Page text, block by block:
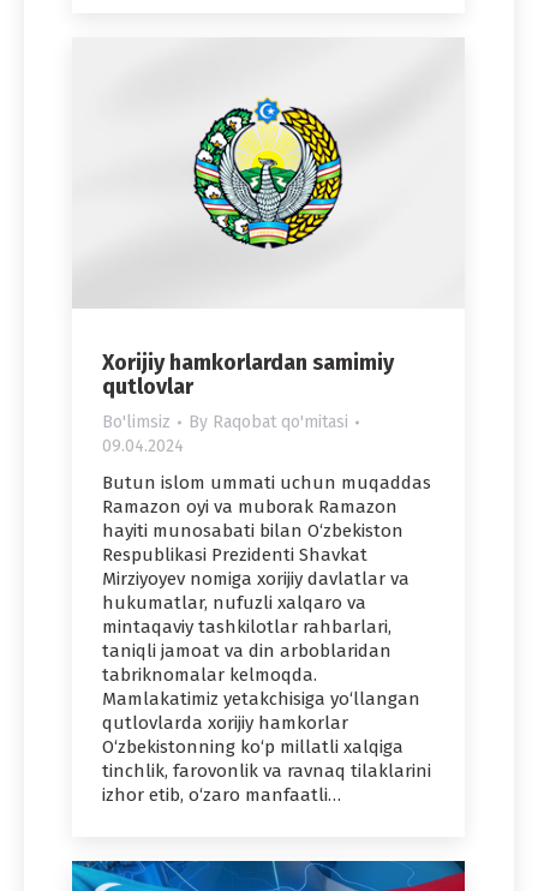
Xorijiy hamkorlardan samimiy
qutlovlar
Bo'limsiz By Raqobat qo'mitasi
09.04.2024
Butun islom ummati uchun muqaddas
Ramazon oyi va muborak Ramazon
hayiti munosabati bilan O‘zbekiston
Respublikasi Prezidenti Shavkat
Mirziyoyev nomiga xorijiy davlatlar va
hukumatlar, nufuzli xalqaro va
mintaqaviy tashkilotlar rahbarlari,
taniqli jamoat va din arboblaridan
tabriknomalar kelmoqda.
Mamlakatimiz yetakchisiga yo‘llangan
qutlovlarda xorijiy hamkorlar
O‘zbekistonning ko‘p millatli xalqiga
tinchlik, farovonlik va ravnaq tilaklarini
izhor etib, o‘zaro manfaatli…